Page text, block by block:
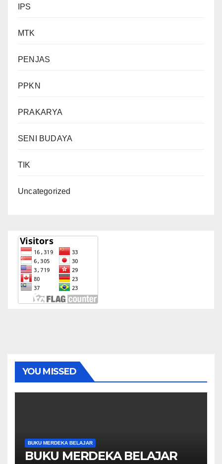
IPS
MTK
PENJAS
PPKN
PRAKARYA
SENI BUDAYA
TIK
Uncategorized
YOU MISSED
BUKU MERDEKA BELAJAR
BUKU MERDEKA BELAJAR